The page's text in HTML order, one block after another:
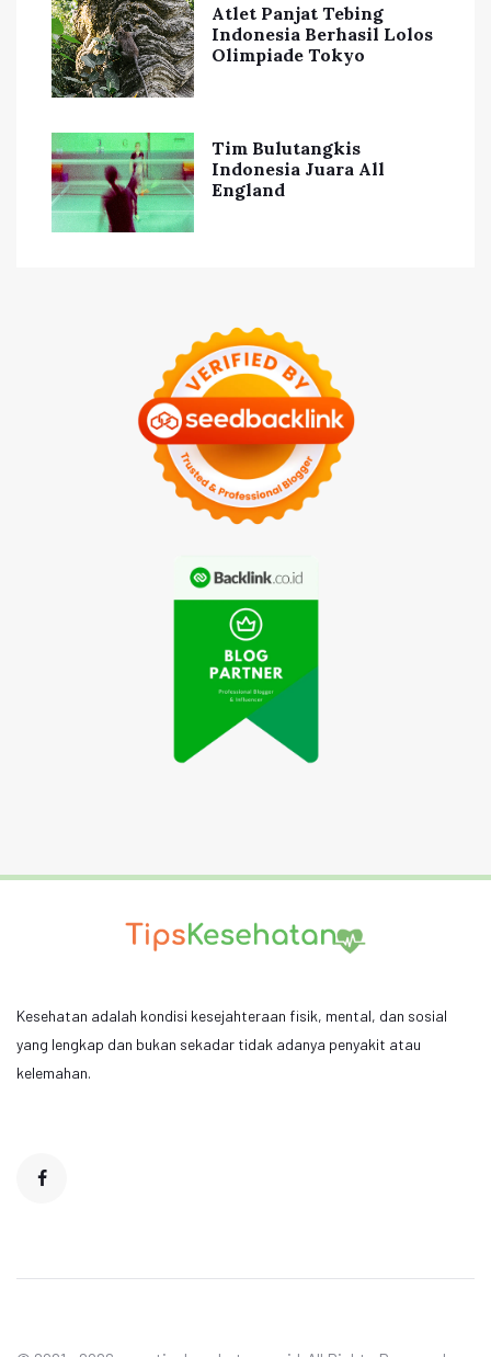
Atlet Panjat Tebing
Indonesia Berhasil Lolos
Olimpiade Tokyo
Tim Bulutangkis
Indonesia Juara All
England
Kesehatan adalah kondisi kesejahteraan fisik, mental, dan sosial
yang lengkap dan bukan sekadar tidak adanya penyakit atau
kelemahan.